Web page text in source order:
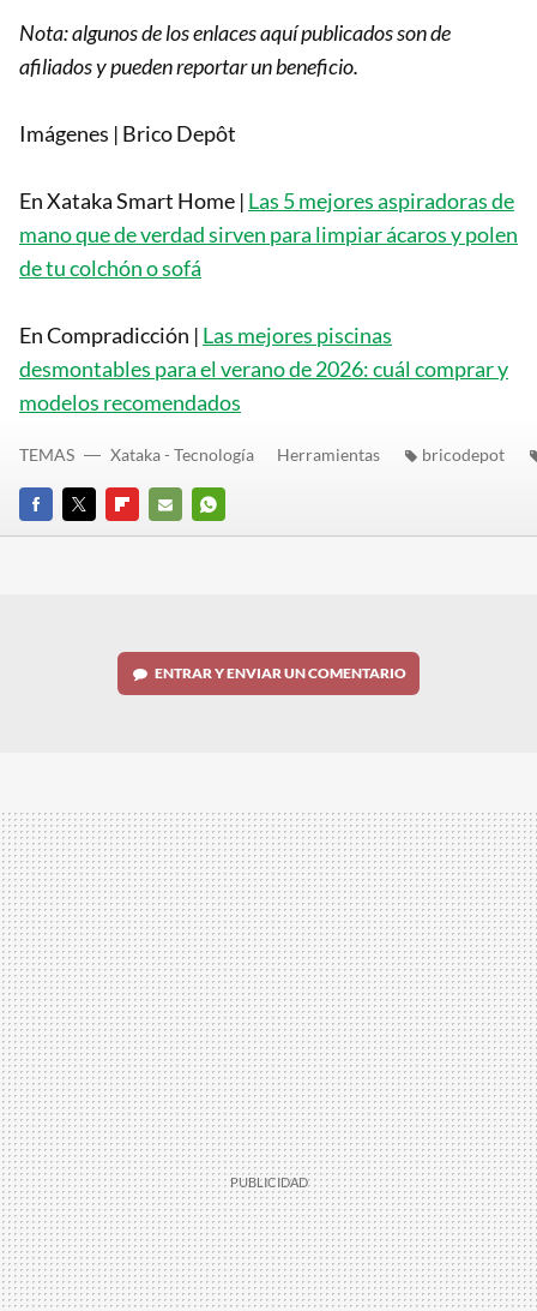
Nota: algunos de los enlaces aquí publicados son de
afiliados y pueden reportar un beneficio.
Imágenes | Brico Depôt
En Xataka Smart Home | Las 5 mejores aspiradoras de
mano que de verdad sirven para limpiar ácaros y polen
de tu colchón o sofá
En Compradicción | Las mejores piscinas
desmontables para el verano de 2026: cuál comprar y
modelos recomendados
FACEBOOK
TWITTERFLIPBOARD
E-
WHATSAPP
TEMAS Xataka - Tecnología Herramientas bricodepot
ENTRAR Y ENVIAR UN COMENTARIO